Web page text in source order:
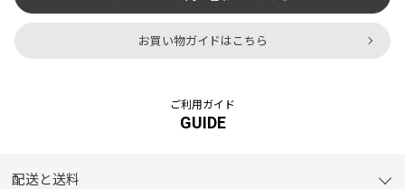
お買い物ガイドはこちら
ご利用ガイド
GUIDE
配送と送料